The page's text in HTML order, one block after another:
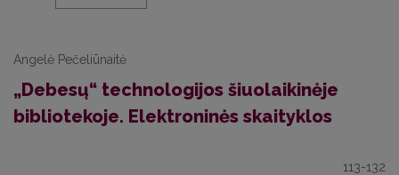
Angelė Pečeliūnaitė
„Debesų“ technologijos šiuolaikinėje
bibliotekoje. Elektroninės skaityklos
113-132